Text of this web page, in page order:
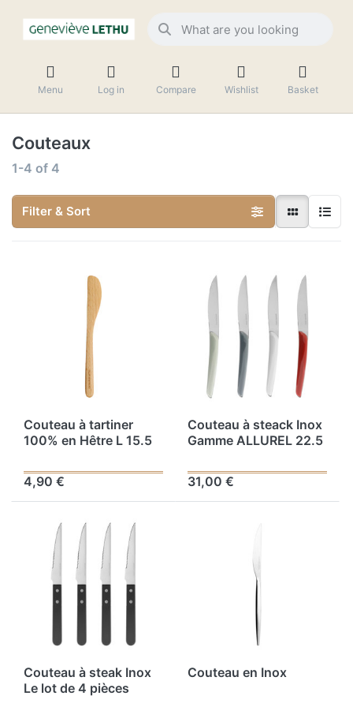
Menu Log in Compare Wishlist Basket
Couteaux
1-4 of 4
Filter & Sort
Couteau à tartiner
100% en Hêtre L 15.5
4,90 €
Couteau à steack Inox
Gamme ALLUREL 22.5
plastique Le lot de 4
pièces
31,00 €
Couteau à steak Inox
Le lot de 4 pièces
Couteau en Inox